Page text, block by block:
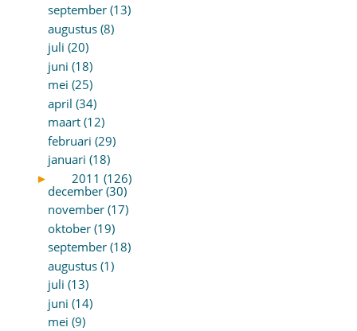
september (13)
augustus (8)
juli (20)
juni (18)
mei (25)
april (34)
maart (12)
februari (29)
januari (18)
►
2011 (126)
december (30)
november (17)
oktober (19)
september (18)
augustus (1)
juli (13)
juni (14)
mei (9)